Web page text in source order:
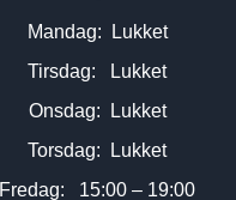
Mandag: Lukket
Tirsdag: Lukket
Onsdag: Lukket
Torsdag: Lukket
Fredag: 15:00 – 19:00